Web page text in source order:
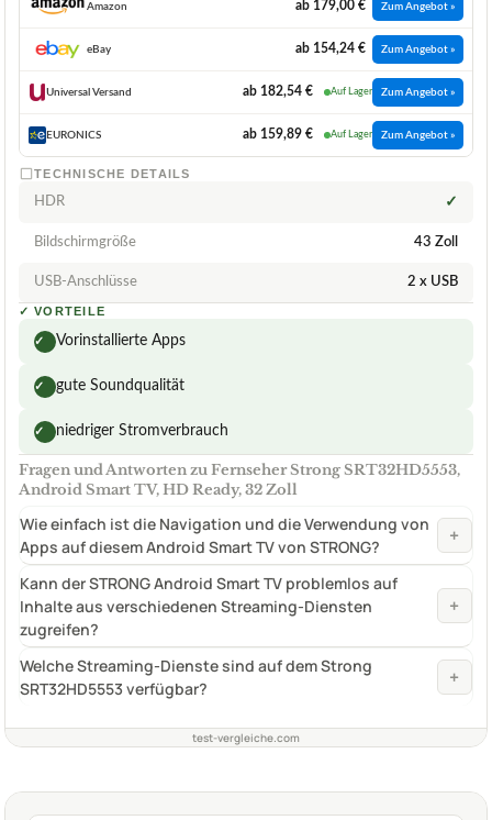
Amazon ab 179,00 € Zum Angebot »
eBay ab 154,24 € Zum Angebot »
Universal Versand ab 182,54 € Auf Lager Zum Angebot »
EURONICS ab 159,89 € Auf Lager Zum Angebot »
TECHNISCHE DETAILS
HDR ✓
Bildschirmgröße 43 Zoll
USB-Anschlüsse 2 x USB
✓ VORTEILE
✓ Vorinstallierte Apps
✓ gute Soundqualität
✓ niedriger Stromverbrauch
Fragen und Antworten zu Fernseher Strong SRT32HD5553,
Android Smart TV, HD Ready, 32 Zoll
Wie einfach ist die Navigation und die Verwendung von
Apps auf diesem Android Smart TV von STRONG?
+
Kann der STRONG Android Smart TV problemlos auf
Inhalte aus verschiedenen Streaming-Diensten
zugreifen?
+
Welche Streaming-Dienste sind auf dem Strong
SRT32HD5553 verfügbar?
+
test-vergleiche.com